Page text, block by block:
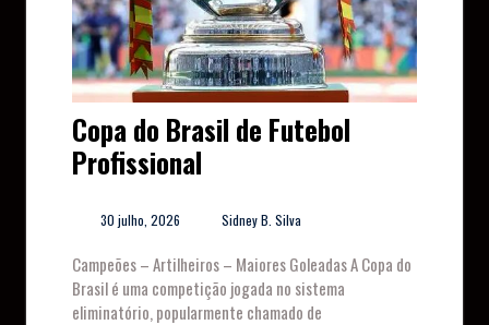
Copa do Brasil de Futebol
Profissional
30 julho, 2026 Sidney B. Silva
Campeões – Artilheiros – Maiores Goleadas A Copa do
Brasil é uma competição jogada no sistema
eliminatório, popularmente chamado de